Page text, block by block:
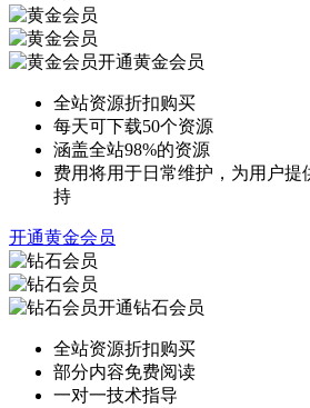
开通黄金会员
全站资源折扣购买
每天可下载50个资源
涵盖全站98%的资源
费用将用于日常维护，为用户提
持
开通黄金会员
开通钻石会员
全站资源折扣购买
部分内容免费阅读
一对一技术指导